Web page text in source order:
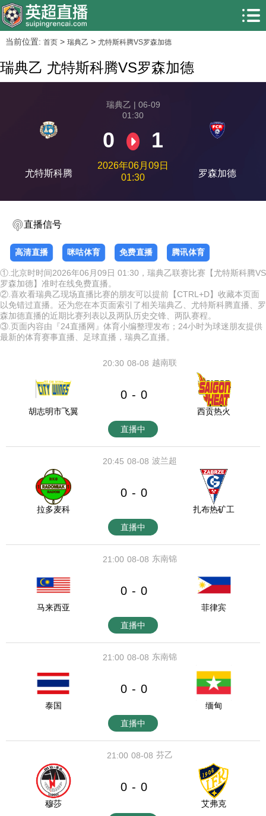
当前位置: 首页> 瑞典乙 > 尤特斯科腾VS罗森加德
瑞典乙 尤特斯科腾VS罗森加德
尤特斯科腾
瑞典乙 | 06-09
01:30
0 1
2026年06月09日
01:30
罗森加德
直播信号
高清直播 咪咕体育 免费直播 腾讯体育
①.北京时时间2026年06月09日 01:30，瑞典乙联赛比赛【尤特斯科腾VS
罗森加德】准时在线免费直播。
②.喜欢看瑞典乙现场直播比赛的朋友可以提前【CTRL+D】收藏本页面
以免错过直播。还为您在本页面索引了相关瑞典乙、尤特斯科腾直播、罗
森加德直播的近期比赛列表以及两队历史交锋、两队赛程。
③.页面内容由『24直播网』体育小编整理发布；24小时为球迷朋友提供
最新的体育赛事直播、足球直播，瑞典乙直播。
08-08
20:30 越南联
胡志明市飞翼
0 - 0
西贡热火
直播中
08-08
20:45 波兰超
拉多麦科
0 - 0
扎布热矿工
直播中
08-08
21:00 东南锦
马来西亚
0 - 0
菲律宾
直播中
08-08
21:00 东南锦
泰国
0 - 0
缅甸
直播中
08-08
21:00 芬乙
穆莎
0 - 0
艾弗克